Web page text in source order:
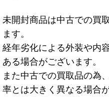
未開封商品は中古での買
ます。
経年劣化による外装や内
ある場合がございます。
また中古での買取品の為
率とは大きく異なる場合